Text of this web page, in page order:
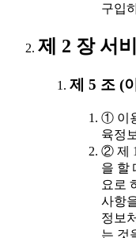
구입
제 2 장 서
제 5 조 (
① 이
육정
② 제
을 할
요로
사항
정보
는 것